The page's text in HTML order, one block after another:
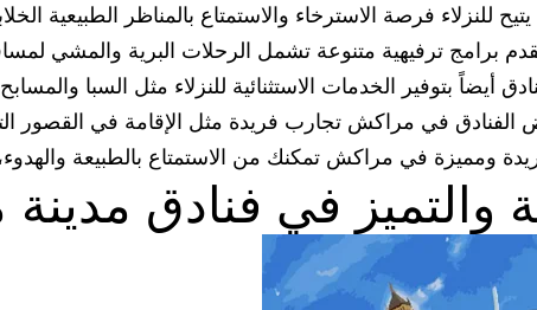
للنزلاء فرصة الاسترخاء والاستمتاع بالمناظر الطبيعية
برامج ترفيهية متنوعة تشمل الرحلات البرية والمشي
أيضاً بتوفير الخدمات الاستثنائية للنزلاء مثل السبا
الفنادق في مراكش تجارب فريدة مثل الإقامة في القصور
ومميزة في مراكش تمكنك من الاستمتاع بالطبيعة
والتميز في فنادق